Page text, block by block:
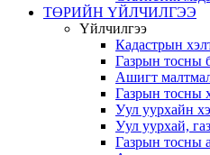
ТӨРИЙН ҮЙЛЧИЛГЭЭ
Үйлчилгээ
Кадастрын
Газрын тосны
Ашигт
Газрын тосны
Уул уурхайн
Уул уурхай,
Газрын тосны